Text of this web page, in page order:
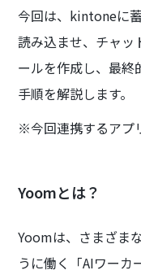
今回は、kintoneに
読み込ませ、チャッ
ールを作成し、最
手順を解説します。
※今回連携するアプ
Yoomとは？
Yoomは、さまざま
うに働く「AIワーカ